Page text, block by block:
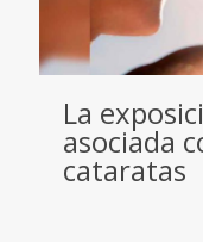
La
asociada
cataratas